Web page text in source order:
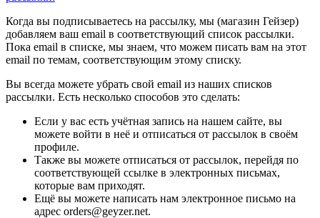
Когда вы подписываетесь на рассылку, мы (магазин Гейзер)
добавляем ваш email в соответствующий список рассылки.
Пока email в списке, мы знаем, что можем писать вам на этот
email по темам, соответствующим этому списку.
Вы всегда можете убрать свой email из наших списков
рассылки. Есть несколько способов это сделать:
Если у вас есть учётная запись на нашем сайте, вы
можете войти в неё и отписаться от рассылок в своём
профиле.
Также вы можете отписаться от рассылок, перейдя по
соответствующей ссылке в электронных письмах,
которые вам приходят.
Ещё вы можете написать нам электронное письмо на
адрес orders@geyzer.net.